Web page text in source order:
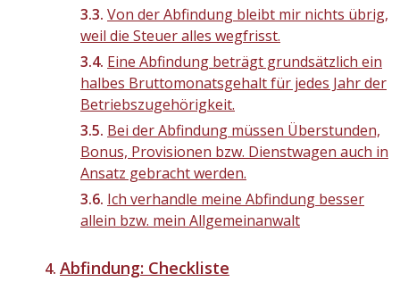
Von der Abfindung bleibt mir nichts übrig,
weil die Steuer alles wegfrisst.
Eine Abfindung beträgt grundsätzlich ein
halbes Bruttomonatsgehalt für jedes Jahr der
Betriebszugehörigkeit.
Bei der Abfindung müssen Überstunden,
Bonus, Provisionen bzw. Dienstwagen auch in
Ansatz gebracht werden.
Ich verhandle meine Abfindung besser
allein bzw. mein Allgemeinanwalt
Abfindung: Checkliste